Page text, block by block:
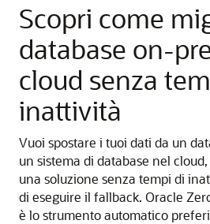
Scopri come
database on-
cloud senza
inattività
Vuoi spostare i tuoi dati da un
un sistema di database nel
una soluzione senza tempi di
di eseguire il fallback. Oracle
è lo strumento automatico